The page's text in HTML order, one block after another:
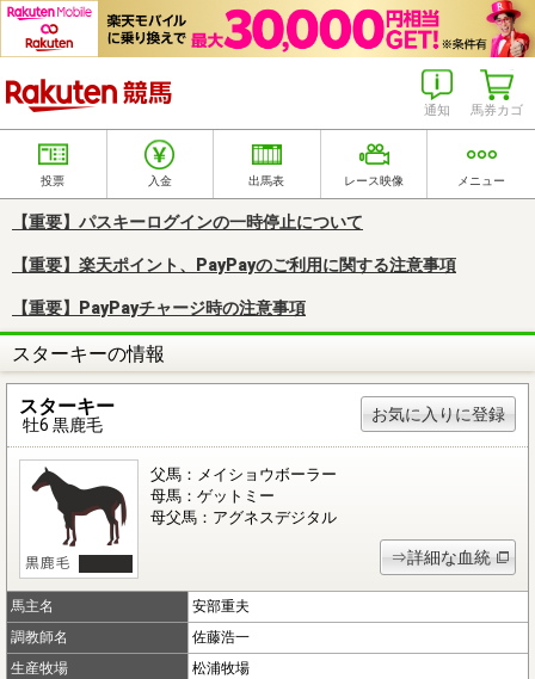
馬券カゴ
通知
投票 入金 出馬表 レース映像 メニュー
【重要】パスキーログインの一時停止について
【重要】楽天ポイント、PayPayのご利用に関する注意事項
【重要】PayPayチャージ時の注意事項
スターキーの情報
スターキー
牡6 黒鹿毛
お気に入りに登録
父馬：メイショウボーラー
母馬：ゲットミー
母父馬：アグネスデジタル
⇒詳細な血統
馬主名
安部重夫
調教師名
佐藤浩一
生産牧場
松浦牧場